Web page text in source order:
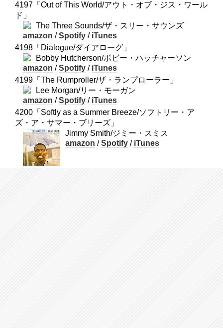
4197「Out of This World/アウト・オブ・ジス・ワール
ド」
The Three Sounds/ザ・スリー・サウンズ
amazon /Spotify / iTunes
4198「Dialogue/ダイアローグ」
Bobby Hutcherson/ボビー・ハッチャーソン
amazon /Spotify / iTunes
4199「The Rumproller/ザ・ランプローラー」
Lee Morgan/リー・モーガン
amazon /Spotify / iTunes
4200「Softly as a Summer Breeze/ソフトリー・ア
ズ・ア・サマー・ブリーズ」
Jimmy Smith/ジミー・スミス
amazon /Spotify / iTunes